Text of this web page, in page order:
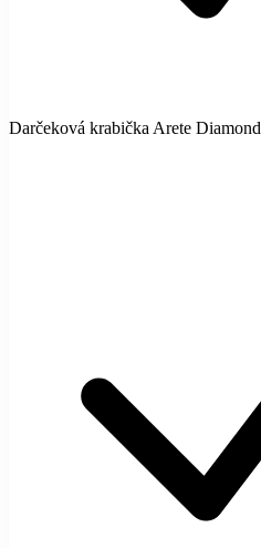
Darčeková krabička Arete Diamond